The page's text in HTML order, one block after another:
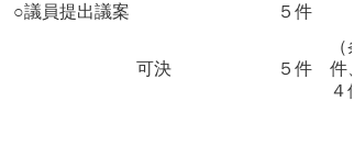
○議員提出議案
５件
可決 ５件
件
４